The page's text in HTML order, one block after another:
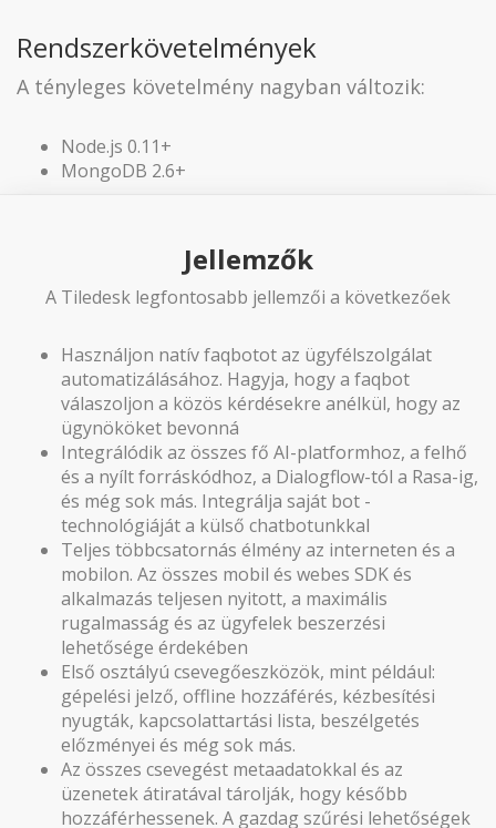
Rendszerkövetelmények
A tényleges követelmény nagyban változik:
Node.js 0.11+
MongoDB 2.6+
Jellemzők
A Tiledesk legfontosabb jellemzői a következőek
Használjon natív faqbotot az ügyfélszolgálat
automatizálásához. Hagyja, hogy a faqbot
válaszoljon a közös kérdésekre anélkül, hogy az
ügynököket bevonná
Integrálódik az összes fő AI-platformhoz, a felhő
és a nyílt forráskódhoz, a Dialogflow-tól a Rasa-ig,
és még sok más. Integrálja saját bot -
technológiáját a külső chatbotunkkal
Teljes többcsatornás élmény az interneten és a
mobilon. Az összes mobil és webes SDK és
alkalmazás teljesen nyitott, a maximális
rugalmasság és az ügyfelek beszerzési
lehetősége érdekében
Első osztályú csevegőeszközök, mint például:
gépelési jelző, offline hozzáférés, kézbesítési
nyugták, kapcsolattartási lista, beszélgetés
előzményei és még sok más.
Az összes csevegést metaadatokkal és az
üzenetek átiratával tárolják, hogy később
hozzáférhessenek. A gazdag szűrési lehetőségek